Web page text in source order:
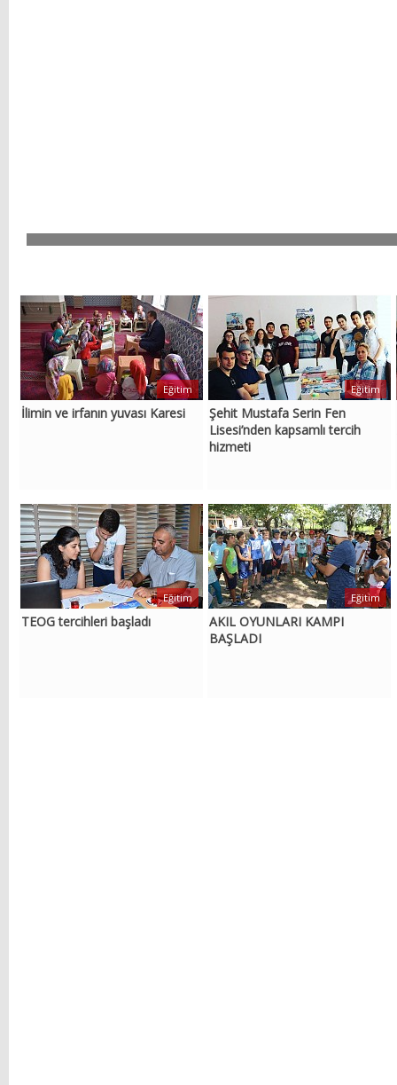
İlimin ve irfanın yuvası Karesi
Eğitim
Şehit Mustafa Serin Fen
Lisesi’nden kapsamlı tercih
hizmeti
Eğitim
TEOG tercihleri başladı
Eğitim
AKIL OYUNLARI KAMPI
BAŞLADI
Eğitim